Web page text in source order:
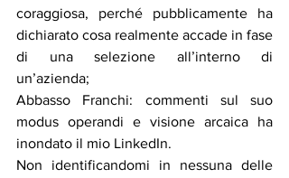
coraggiosa, perché pubblicamente ha
dichiarato cosa realmente accade in fase
di una selezione all’interno di
un’azienda;
Abbasso Franchi: commenti sul suo
modus operandi e visione arcaica ha
inondato il mio LinkedIn.
Non identificandomi in nessuna delle